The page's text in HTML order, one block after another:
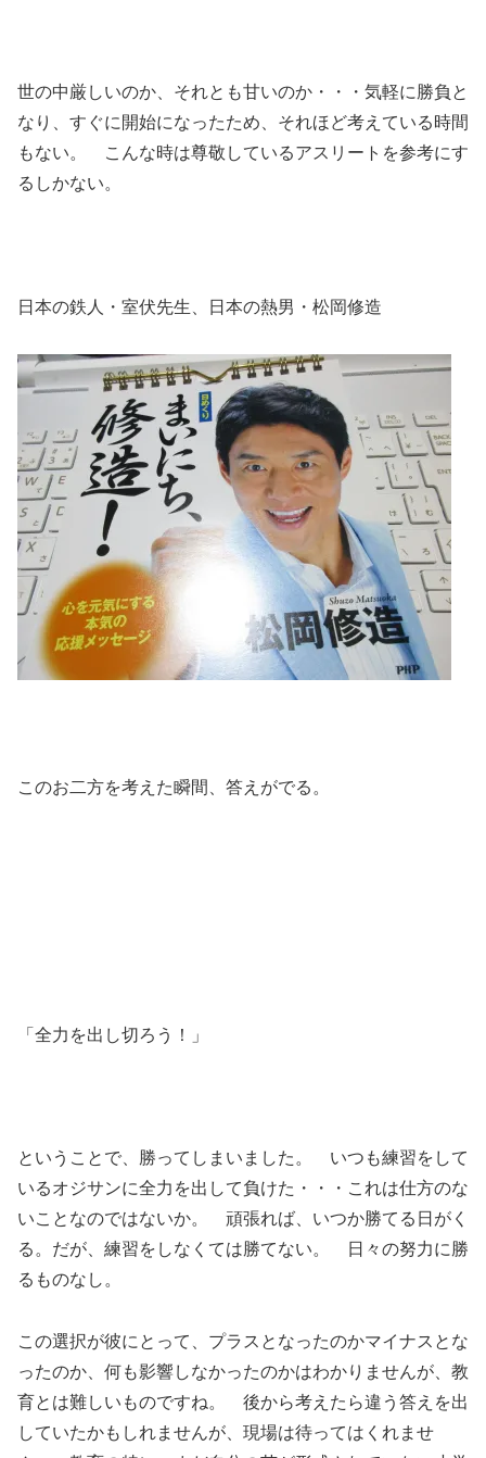
世の中厳しいのか、それとも甘いのか・・・気軽に勝負と
なり、すぐに開始になったため、それほど考えている時間
もない。 こんな時は尊敬しているアスリートを参考にす
るしかない。
日本の鉄人・室伏先生、日本の熱男・松岡修造
このお二方を考えた瞬間、答えがでる。
「全力を出し切ろう！」
ということで、勝ってしまいました。 いつも練習をして
いるオジサンに全力を出して負けた・・・これは仕方のな
いことなのではないか。 頑張れば、いつか勝てる日がく
る。だが、練習をしなくては勝てない。 日々の努力に勝
るものなし。
この選択が彼にとって、プラスとなったのかマイナスとな
ったのか、何も影響しなかったのかはわかりませんが、教
育とは難しいものですね。 後から考えたら違う答えを出
していたかもしれませんが、現場は待ってはくれませ